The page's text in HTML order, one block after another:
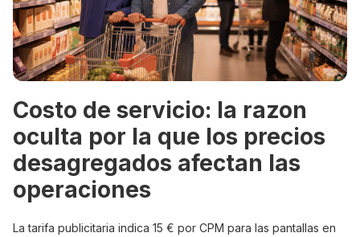
Costo de servicio: la razon
oculta por la que los precios
desagregados afectan las
operaciones
La tarifa publicitaria indica 15 € por CPM para las pantallas en